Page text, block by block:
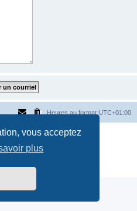
vous acceptez
plus
Heures au format UTC+01:00
Software © phpBB Limited
phpBB-fr.com
car club Français